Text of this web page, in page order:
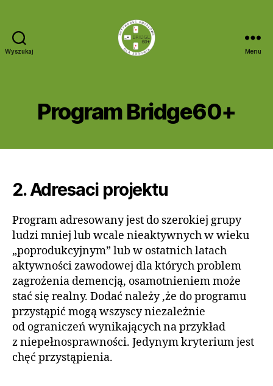
Wyszukaj Menu
Program Bridge60+
2. Adresaci projektu
Program adresowany jest do szerokiej grupy
ludzi mniej lub wcale nieaktywnych w wieku
„poprodukcyjnym” lub w ostatnich latach
aktywności zawodowej dla których problem
zagrożenia demencją, osamotnieniem może
stać się realny. Dodać należy ,że do programu
przystąpić mogą wszyscy niezależnie
od ograniczeń wynikających na przykład
z niepełnosprawności. Jedynym kryterium jest
chęć przystąpienia.